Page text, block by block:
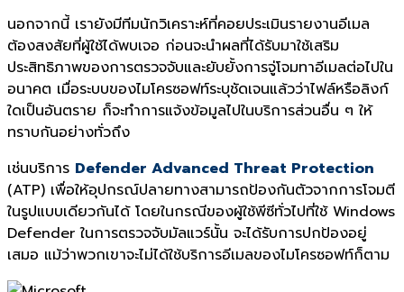
นอกจากนี้ เรายังมีทีมนักวิเคราะห์ที่คอยประเมินรายงานอีเมล
ต้องสงสัยที่ผู้ใช้ได้พบเจอ ก่อนจะนำผลที่ได้รับมาใช้เสริม
ประสิทธิภาพของการตรวจจับและยับยั้งการจู่โจมทาอีเมลต่อไปใน
อนาคต เมื่อระบบของไมโครซอฟท์ระบุชัดเจนแล้วว่าไฟล์หรือลิงก์
ใดเป็นอันตราย ก็จะทำการแจ้งข้อมูลไปในบริการส่วนอื่น ๆ ให้
ทราบกันอย่างทั่วถึง
เช่นบริการ Defender Advanced Threat Protection
(ATP) เพื่อให้อุปกรณ์ปลายทางสามารถป้องกันตัวจากการโจมตี
ในรูปแบบเดียวกันได้ โดยในกรณีของผู้ใช้พีซีทั่วไปที่ใช้ Windows
Defender ในการตรวจจับมัลแวร์นั้น จะได้รับการปกป้องอยู่
เสมอ แม้ว่าพวกเขาจะไม่ได้ใช้บริการอีเมลของไมโครซอฟท์ก็ตาม